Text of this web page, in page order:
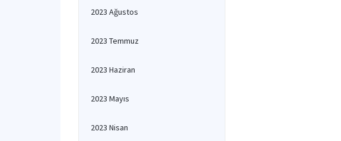
2023 Ağustos
2023 Temmuz
2023 Haziran
2023 Mayıs
2023 Nisan